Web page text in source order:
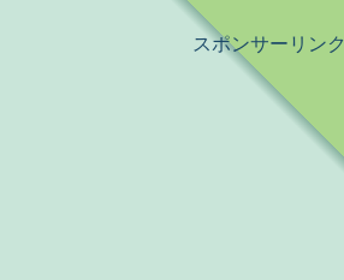
スポンサーリンク